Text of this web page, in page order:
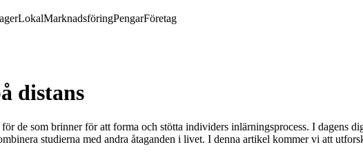
LokalMarknadsföringPengarFöretag
distans
de som brinner för att forma och stötta individers inlärningsprocess. I dagens
studierna med andra åtaganden i livet. I denna artikel kommer vi att